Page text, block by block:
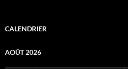
CALENDRIER
AOÛT 2026